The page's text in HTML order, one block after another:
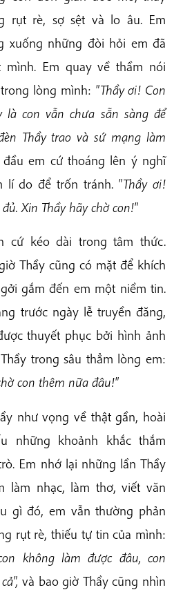
rụt rè, sợ sệt và lo âu. Em
xuống những đòi hỏi em đã
Em quay về thầm nói
lòng mình: "Thầyơi! Con
là con vẫn chưa sẵn sàngđể
èn Thầy trao và sứmạng làm
đầu em cứ thoáng lên ý nghĩ
lí do để trốn tránh."Thầyơi!
đủ. Xin Thầy hãy chờcon!"
cứ kéo dài trong tâm thức.
Thầy cũng có mặt để khích
gắm đến em một niềm tin.
trước ngày lễ truyền đăng,
thuyết phục bởi hình ảnh
trong sâu thẳm lòng em:
ờcon thêm nữa đâu!"
như vọng về thật gần, hoài
những khoảnh khắc thắm
Em nhớ lại những lần Thầy
làm nhạc, làm thơ, viết văn
gì đó, em vẫn thường phản
rụt rè, thiếu tự tin của mình:
không làmđược đâu, con
ả", và bao giờ Thầy cũng nhìn